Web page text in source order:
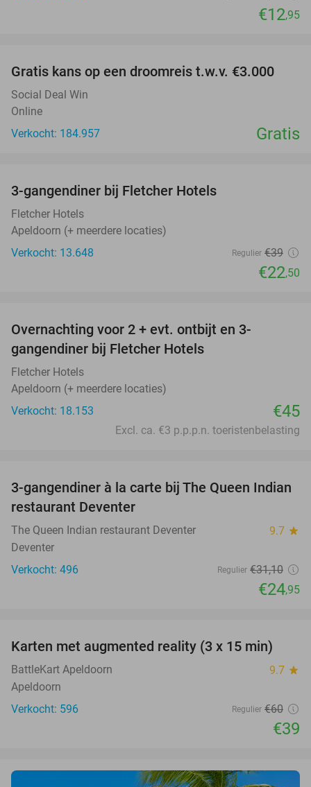
€12,95
Gratis kans op een droomreis t.w.v. €3.000
Social Deal Win
Online
Verkocht: 184.957
Gratis
3-gangendiner bij Fletcher Hotels
Fletcher Hotels
Apeldoorn (+ meerdere locaties)
Verkocht: 13.648
Regulier €39
€22,50
Overnachting voor 2 + evt. ontbijt en 3-
gangendiner bij Fletcher Hotels
Fletcher Hotels
Apeldoorn (+ meerdere locaties)
Verkocht: 18.153
€45
Excl. ca. €3 p.p.p.n. toeristenbelasting
20%
3-gangendiner à la carte bij The Queen Indian
restaurant Deventer
The Queen Indian restaurant Deventer 9.7 star
Deventer
Verkocht: 496
Regulier €31,10
€24,95
35%
Karten met augmented reality (3 x 15 min)
BattleKart Apeldoorn 9.7 star
Apeldoorn
Verkocht: 596
Regulier €60
€39